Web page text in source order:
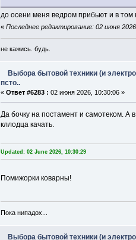
до осени меня ведром прибьют и в
« Последнее редактирование: 02 июня
не кажись. будь.
Выбора бытовой техники (и
псто..
« Ответ #6283 : 02 июня 2026, 10:30:06 »
Да бочку на постамент и самотеком.
кллодца качать.
Updated: 02 June 2026, 10:30:29
Помижорки коварны!
Пока нипадох...
Выбора бытовой техники (и